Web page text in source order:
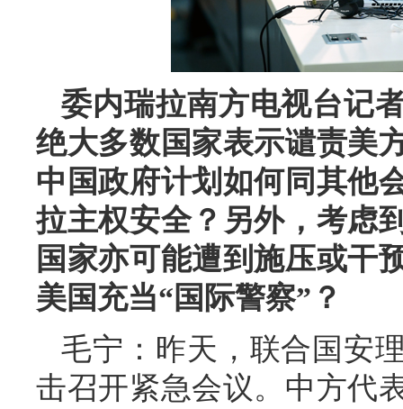
委内瑞拉南方电视台记
绝大多数国家表示谴责美
中国政府计划如何同其他
拉主权安全？另外，考虑
国家亦可能遭到施压或干
美国充当“国际警察”？
毛宁：昨天，联合国安
击召开紧急会议。中方代